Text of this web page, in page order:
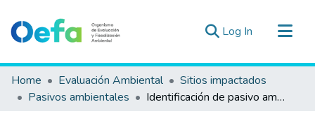
Log In (current)
Communities & Collections
All of DSpace
Home Evaluación Ambiental
Sitios impactados
Pasivos ambientales
Identificación de pasivo ambiental del subsector hidrocarburos, con código de Ficha OEFA F01003, ubicado en el Lote I, del distrito de La Brea Negritos, provincia de Talara, departamento de Piura